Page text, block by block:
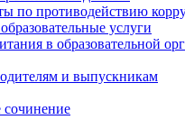
по противодействию
услуги
в образовательной
и выпускникам
сочинение